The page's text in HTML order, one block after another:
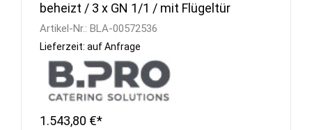
beheizt / 3 x GN 1/1 / mit Flügeltür
Artikel-Nr.: BLA-00572536
Lieferzeit: auf Anfrage
1.543,80 €*